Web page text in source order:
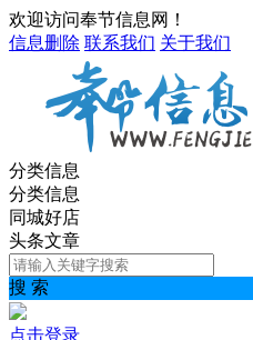
欢迎访问奉节信息网！
信息删除 联系我们 关于我们
分类信息
分类信息
同城好店
头条文章
搜 索
点击登录